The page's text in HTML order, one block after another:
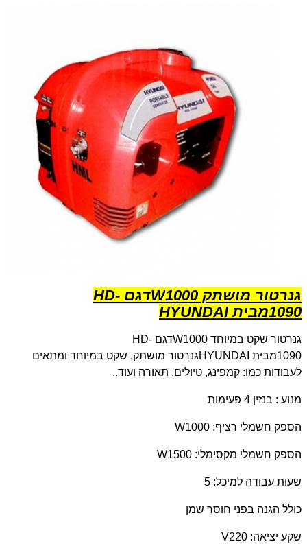
גנרטור מושתק 1000 Wדגם HD-
1090מבית HYUNDAI
גנרטור שקט במיוחד 1000 Wדגם HD-
1090מבית HYUNDAIגנרטור מושתק, שקט במיוחד ומתאים
לעבודות כמו: קמפינג, טיולים, תאורה ועוד..
מנוע : בנזין 4 פעימות
הספק חשמלי רציף: 1000 W
הספק חשמלי מקסימלי: 1500 W
שעות עבודה למיכל: 5
כולל הגנה בפני חוסר שמן
שקע יציאה: 220 V